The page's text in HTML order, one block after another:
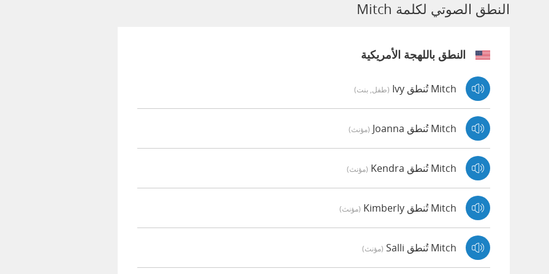
النطق الصوتي لكلمة Mitch
النطق باللهجة الأمريكية
Mitch تُنطق Ivy (طفل, بنت)
Mitch تُنطق Joanna (مؤنث)
Mitch تُنطق Kendra (مؤنث)
Mitch تُنطق Kimberly (مؤنث)
Mitch تُنطق Salli (مؤنث)